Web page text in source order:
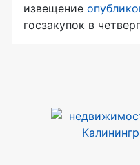
извещение
госзакупок в